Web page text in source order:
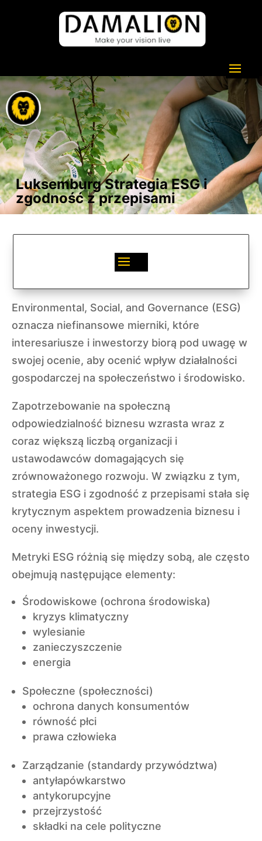
Luksemburg Strategia ESG i
zgodność z przepisami
Environmental, Social, and Governance (ESG)
oznacza niefinansowe mierniki, które
interesariusze i inwestorzy biorą pod uwagę w
swojej ocenie, aby ocenić wpływ działalności
gospodarczej na społeczeństwo i środowisko.
Zapotrzebowanie na społeczną
odpowiedzialność biznesu wzrasta wraz z
coraz większą liczbą organizacji i
ustawodawców domagających się
zrównoważonego rozwoju. W związku z tym,
strategia ESG i zgodność z przepisami stała się
krytycznym aspektem prowadzenia biznesu i
oceny inwestycji.
Metryki ESG różnią się między sobą, ale często
obejmują następujące elementy:
Środowiskowe (ochrona środowiska)
kryzys klimatyczny
wylesianie
zanieczyszczenie
energia
Społeczne (społeczności)
ochrona danych konsumentów
równość płci
prawa człowieka
Zarządzanie (standardy przywództwa)
antyłapówkarstwo
antykorupcyjne
przejrzystość
składki na cele polityczne